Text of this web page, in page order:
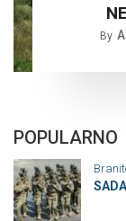
By
POPULARNO